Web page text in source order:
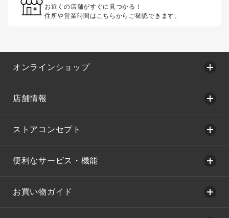
お近くの店舗がすぐに見つかる！
住所や営業時間はこちらからご確認できます。
オンラインショップ
店舗情報
ストアコンセプト
便利なサービス・機能
お買い物ガイド